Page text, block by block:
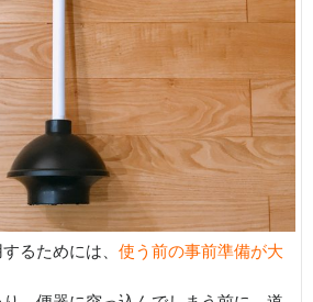
るためには、 使う前の事前準備が大